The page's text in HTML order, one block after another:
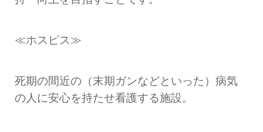
≪ホスピス≫
死期の間近の（末期ガンなどといった）病気
の人に安心を持たせ看護する施設。